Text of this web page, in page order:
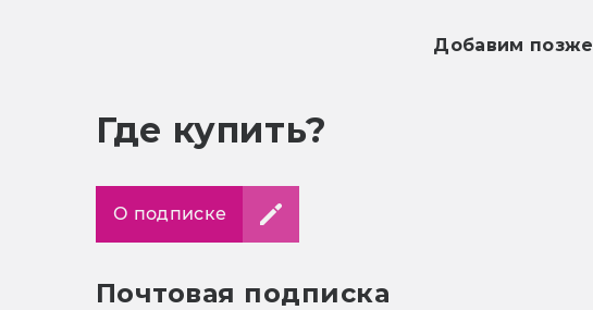
Добавим позже
Где купить?
О подписке
Почтовая подписка